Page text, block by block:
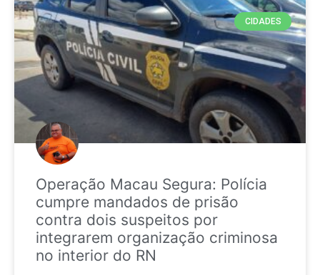
CIDADES
Operação Macau Segura: Polícia
cumpre mandados de prisão
contra dois suspeitos por
integrarem organização criminosa
no interior do RN